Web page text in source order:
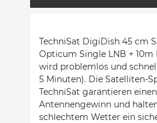
TechniSat DigiDish 45 cm
Opticum Single LNB + 10m
wird problemlos und
5 Minuten). Die Satelliten-
TechniSat garantieren
Antennengewinn und
schlechtem Wetter ein